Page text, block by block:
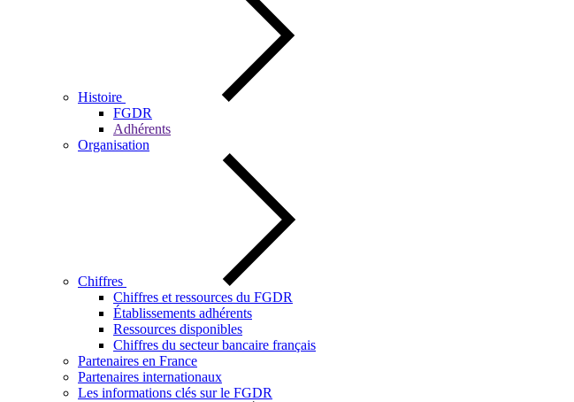
Histoire
FGDR
Adhérents
Organisation
Chiffres
Chiffres et ressources du FGDR
Établissements adhérents
Ressources disponibles
Chiffres du secteur bancaire français
Partenaires en France
Partenaires internationaux
Les informations clés sur le FGDR